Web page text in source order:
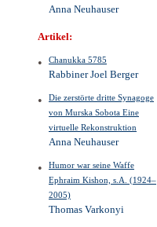
Anna Neuhauser
Artikel:
Chanukka 5785
Rabbiner Joel Berger
Die zerstörte dritte Synagoge
von Murska Sobota Eine
virtuelle Rekonstruktion
Anna Neuhauser
Humor war seine Waffe
Ephraim Kishon, s.A. (1924–
2005)
Thomas Varkonyi